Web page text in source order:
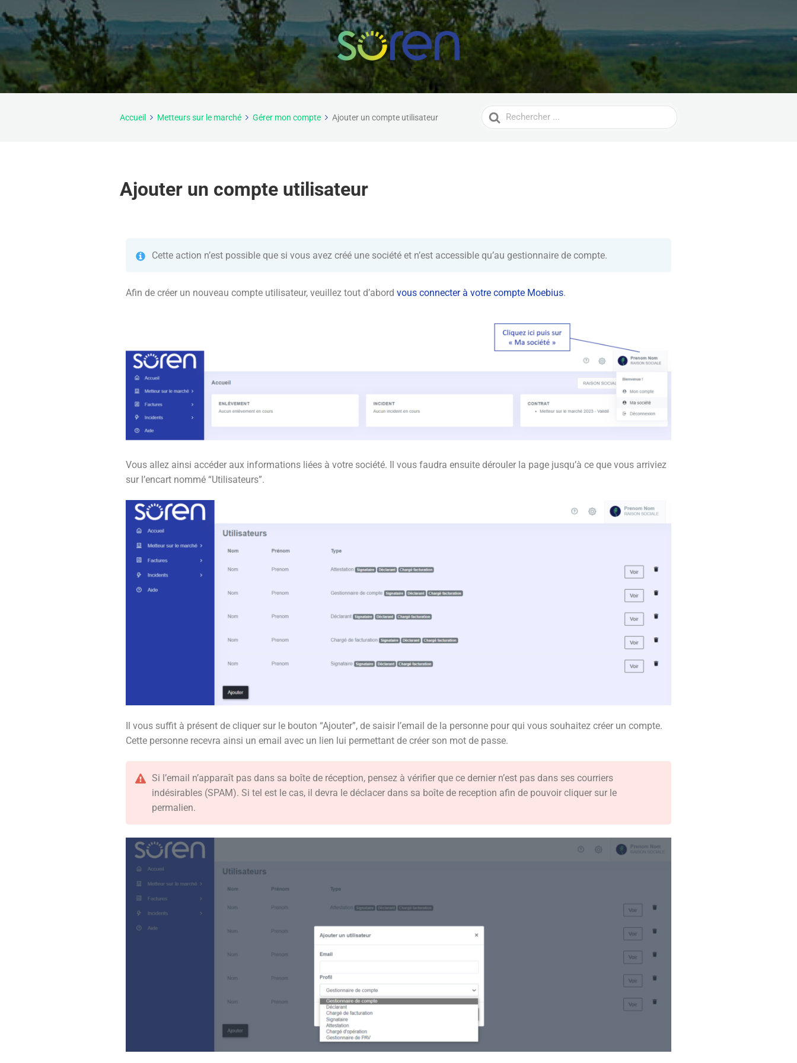
Accueil Metteurs sur le marché Gérer mon compte Ajouter un compte utilisateur
Search
For
Ajouter un compte utilisateur
Cette action n’est possible que si vous avez créé une société et n’est accessible qu’au gestionnaire de compte.
Afin de créer un nouveau compte utilisateur, veuillez tout d’abord vous connecter à votre compte Moebius.
Vous allez ainsi accéder aux informations liées à votre société. Il vous faudra ensuite dérouler la page jusqu’à ce que vous arriviez
sur l’encart nommé “Utilisateurs”.
Il vous suffit à présent de cliquer sur le bouton “Ajouter”, de saisir l’email de la personne pour qui vous souhaitez créer un compte.
Cette personne recevra ainsi un email avec un lien lui permettant de créer son mot de passe.
Si l’email n’apparaît pas dans sa boîte de réception, pensez à vérifier que ce dernier n’est pas dans ses courriers
indésirables (SPAM). Si tel est le cas, il devra le déclacer dans sa boîte de reception afin de pouvoir cliquer sur le
permalien.